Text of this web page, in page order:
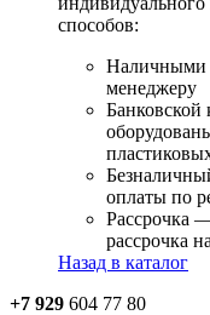
способов:
Наличными
менеджеру
Банковской
оплаты по
Рассрочка
рассрочка
Назад в каталог
+7 929 604 77 80